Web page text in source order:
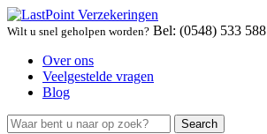
Wilt u snel geholpen worden? Bel: (0548) 533 588
Over ons
Veelgestelde vragen
Blog